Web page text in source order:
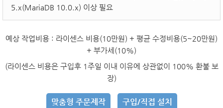
5.x(MariaDB 10.0.x) 이상 필요
예상 작업비용 : 라이센스 비용(10만원) + 평균 수정비용(5~20만원)
+ 부가세(10%)
(라이센스 비용은 구입후 1주일 이내 이유에 상관없이 100% 환불 보
장)
맞춤형 주문제작 구입/직접 설치